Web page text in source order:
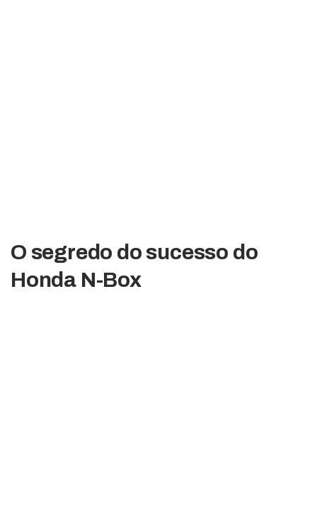
O segredo do sucesso do
Honda N-Box